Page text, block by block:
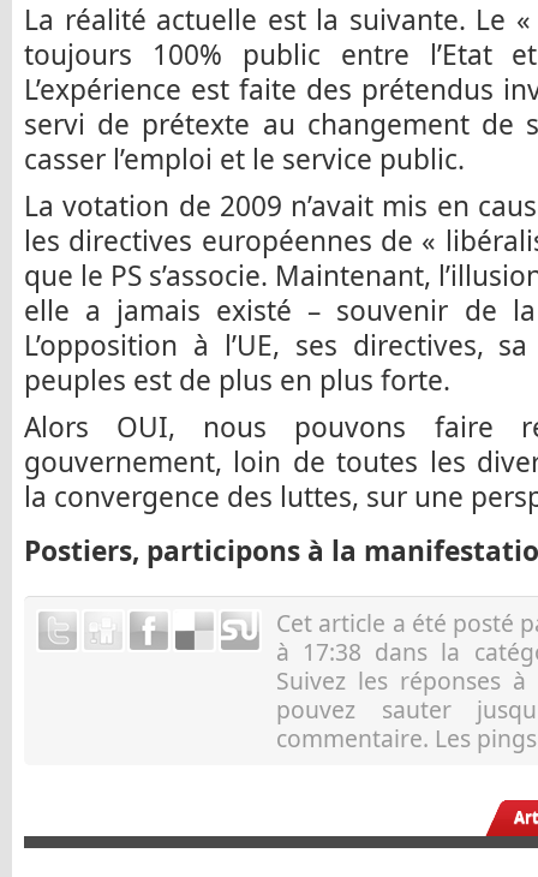
La réalité actuelle est la suivante. Le
toujours 100% public entre l’Etat
L’expérience est faite des prétendus
servi de prétexte au changement de
casser l’emploi et le service public.
La votation de 2009 n’avait mis en
les directives européennes de «
que le PS s’associe. Maintenant,
elle a jamais existé – souvenir de
L’opposition à l’UE, ses directives,
peuples est de plus en plus forte.
Alors OUI, nous pouvons faire
gouvernement, loin de toutes les
la convergence des luttes, sur une
Postiers, participons à la
Cet article a été posté
à 17:38 dans la
Suivez les réponses
pouvez sauter
commentaire. Les